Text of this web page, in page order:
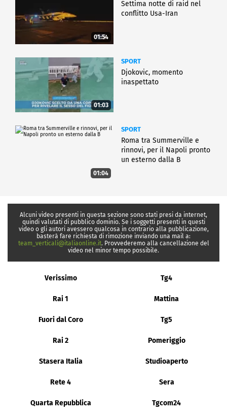
01:54
Settima notte di raid nel
conflitto Usa-Iran
01:03
SPORT
Djokovic, momento
inaspettato
01:04
SPORT
Roma tra Summerville e
rinnovi, per il Napoli pronto
un esterno dalla B
Alcuni video presenti in questa sezione sono stati presi da internet,
quindi valutati di pubblico dominio. Se i soggetti presenti in questi
video o gli autori avessero qualcosa in contrario alla pubblicazione,
basterà fare richiesta di rimozione inviando una mail a:
team_verticali@italiaonline.it. Provvederemo alla cancellazione del
video nel minor tempo possibile.
Verissimo Tg4
Rai 1 Mattina
Fuori dal Coro Tg5
Rai 2 Pomeriggio
Stasera Italia Studioaperto
Rete 4 Sera
Quarta Repubblica Tgcom24